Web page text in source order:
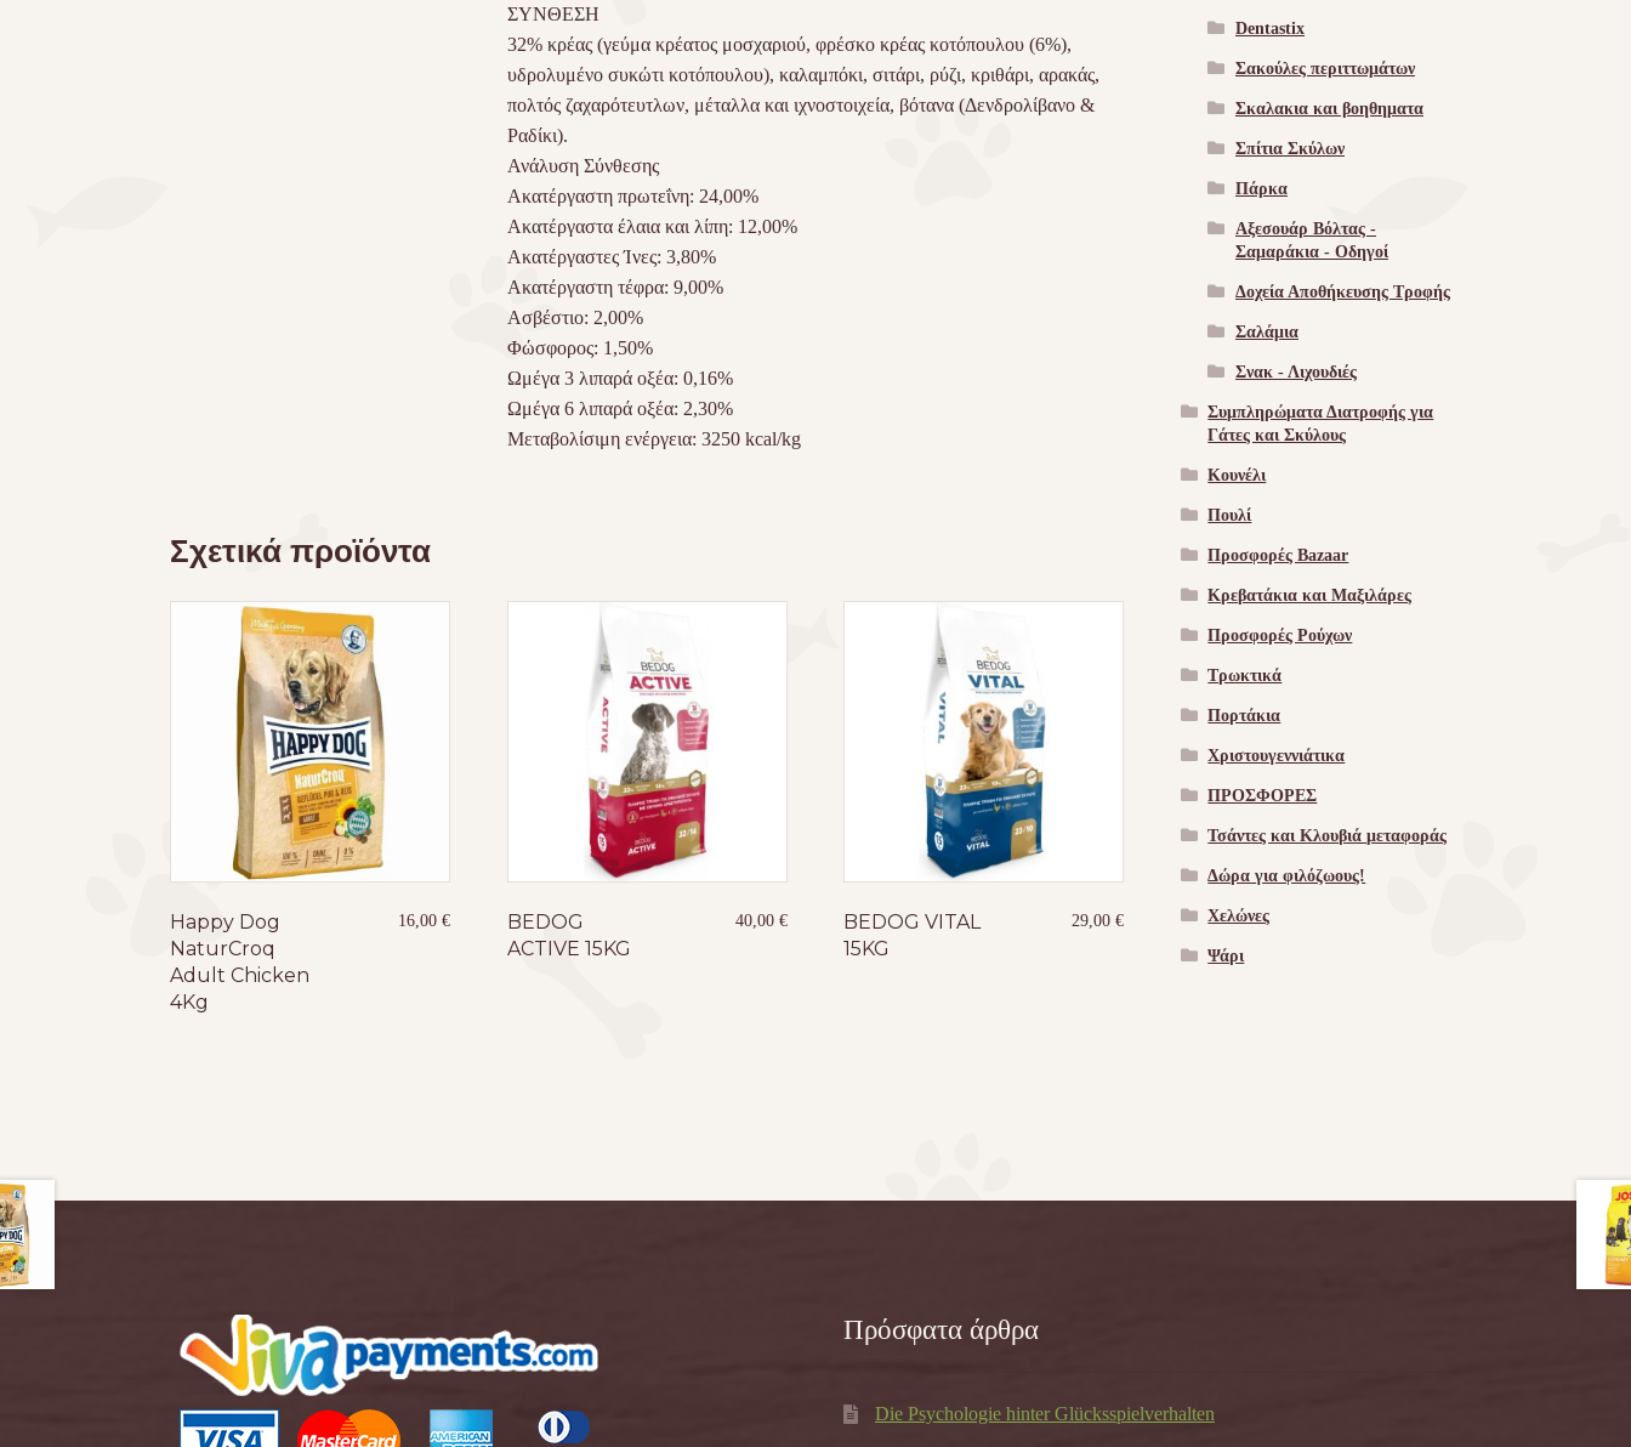
ΣΥΝΘΕΣΗ
32% κρέας (γεύμα κρέατος μοσχαριού, φρέσκο κρέας κοτόπουλου (6%),
υδρολυμένο συκώτι κοτόπουλου), καλαμπόκι, σιτάρι, ρύζι, κριθάρι, αρακάς,
πολτός ζαχαρότευτλων, μέταλλα και ιχνοστοιχεία, βότανα (Δενδρολίβανο &
Ραδίκι).
Ανάλυση Σύνθεσης
Ακατέργαστη πρωτεΐνη: 24,00%
Ακατέργαστα έλαια και λίπη: 12,00%
Ακατέργαστες Ίνες: 3,80%
Ακατέργαστη τέφρα: 9,00%
Ασβέστιο: 2,00%
Φώσφορος: 1,50%
Ωμέγα 3 λιπαρά οξέα: 0,16%
Ωμέγα 6 λιπαρά οξέα: 2,30%
Μεταβολίσιμη ενέργεια: 3250 kcal/kg
Σχετικά προϊόντα
Happy Dog
NaturCroq
Adult Chicken
4Kg
16,00€
BEDOG
ACTIVE 15KG
40,00 €
BEDOG VITAL
15KG
29,00€
Dentastix
Σακούλες περιττωμάτων
Σκαλακια και βοηθηματα
Σπίτια Σκύλων
Πάρκα
Αξεσουάρ Βόλτας -
Σαμαράκια - Οδηγοί
Δοχεία Αποθήκευσης Τροφής
Σαλάμια
Σνακ - Λιχουδιές
Συμπληρώματα Διατροφής για
Γάτες και Σκύλους
Κουνέλι
Πουλί
Προσφορές Bazaar
Κρεβατάκια και Μαξιλάρες
Προσφορές Ρούχων
Τρωκτικά
Πορτάκια
Χριστουγεννιάτικα
ΠΡΟΣΦΟΡΕΣ
Τσάντες και Κλουβιά μεταφοράς
Δώρα για φιλόζωους!
Χελώνες
Ψάρι
Πρόσφατα άρθρα
Die Psychologie hinter Glücksspielverhalten